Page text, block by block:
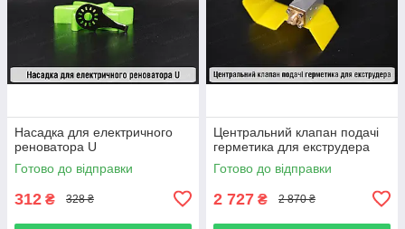
Насадка для електричного
реноватора U
Готово до відправки
312 ₴ 328 ₴
Центральний клапан подачі
герметика для екструдера
Готово до відправки
2 727 ₴ 2 870 ₴